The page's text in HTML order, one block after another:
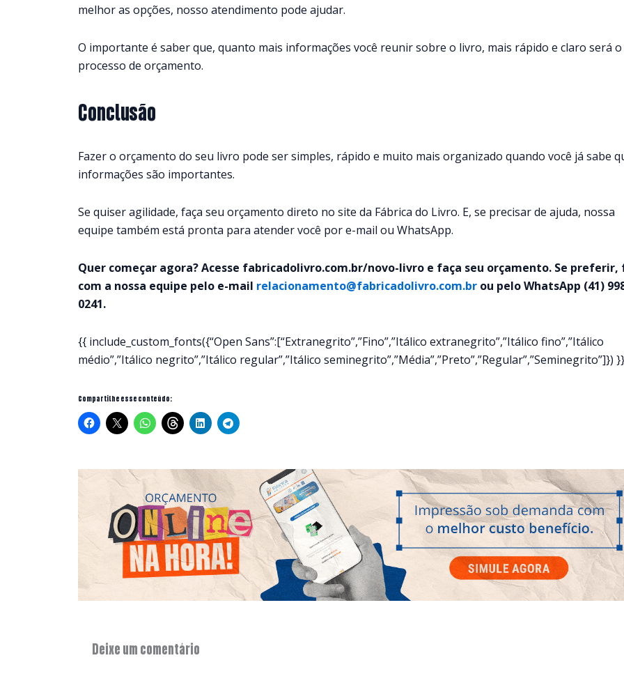
melhor as opções, nosso atendimento pode ajudar.
O importante é saber que, quanto mais informações você reunir sobre o livro, mais rápido e claro será o
processo de orçamento.
Conclusão
Fazer o orçamento do seu livro pode ser simples, rápido e muito mais organizado quando você já sabe
informações são importantes.
Se quiser agilidade, faça seu orçamento direto no site da Fábrica do Livro. E, se precisar de ajuda, nossa
equipe também está pronta para atender você por e-mail ou WhatsApp.
Quer começar agora? Acesse fabricadolivro.com.br/novo-livro e faça seu orçamento. Se preferir,
com a nossa equipe pelo e-mail relacionamento@fabricadolivro.com.br ou pelo WhatsApp (41)
0241.
{{ include_custom_fonts({“Open Sans”:[“Extranegrito”,”Fino”,”Itálico extranegrito”,”Itálico fino”,”Itálico
médio”,”Itálico negrito”,”Itálico regular”,”Itálico seminegrito”,”Média”,”Preto”,”Regular”,”Seminegrito”]}) }}
Compartilhe esse conteúdo:
Deixe um comentário